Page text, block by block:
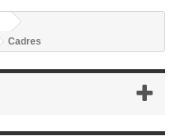
Cadres